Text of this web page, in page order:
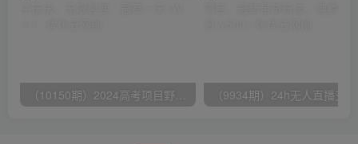
（10150期）2024高考项目野路子玩法，无限裂变，最高一天1W＋！